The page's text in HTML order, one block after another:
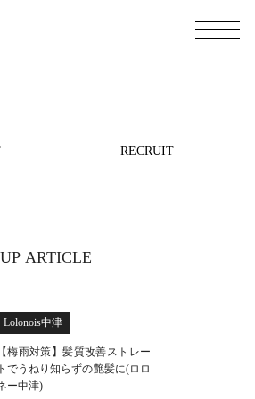
RECRUIT
ARTICLE
Lolonois中津
【梅雨対策】髪質改善ストレー
トでうねり知らずの艶髪に(ロロ
ー中津)